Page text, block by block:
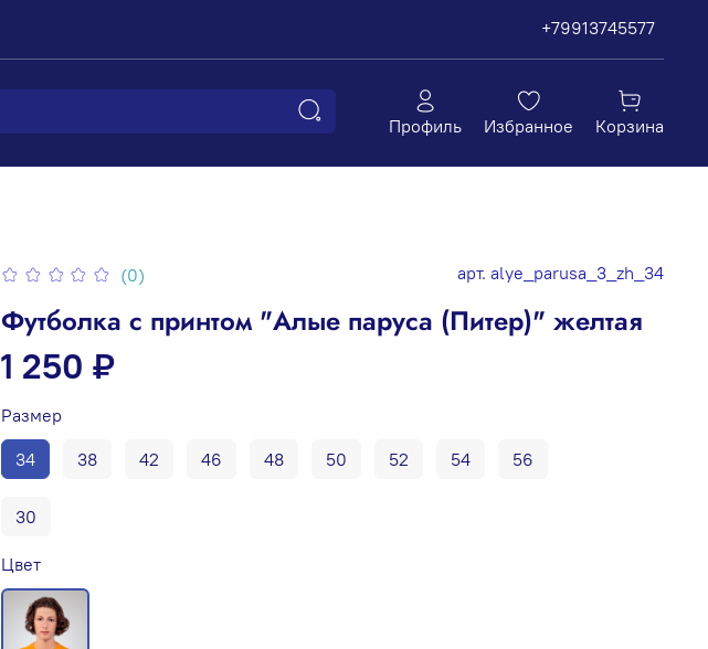
+79913745577
Профиль Избранное Корзина
(0) арт. alye_parusa_3_zh_34
Футболка с принтом "Алые паруса (Питер)" желтая
1 250 ₽
Размер
34
38 42 46 48 50 52 54 56
30
Цвет